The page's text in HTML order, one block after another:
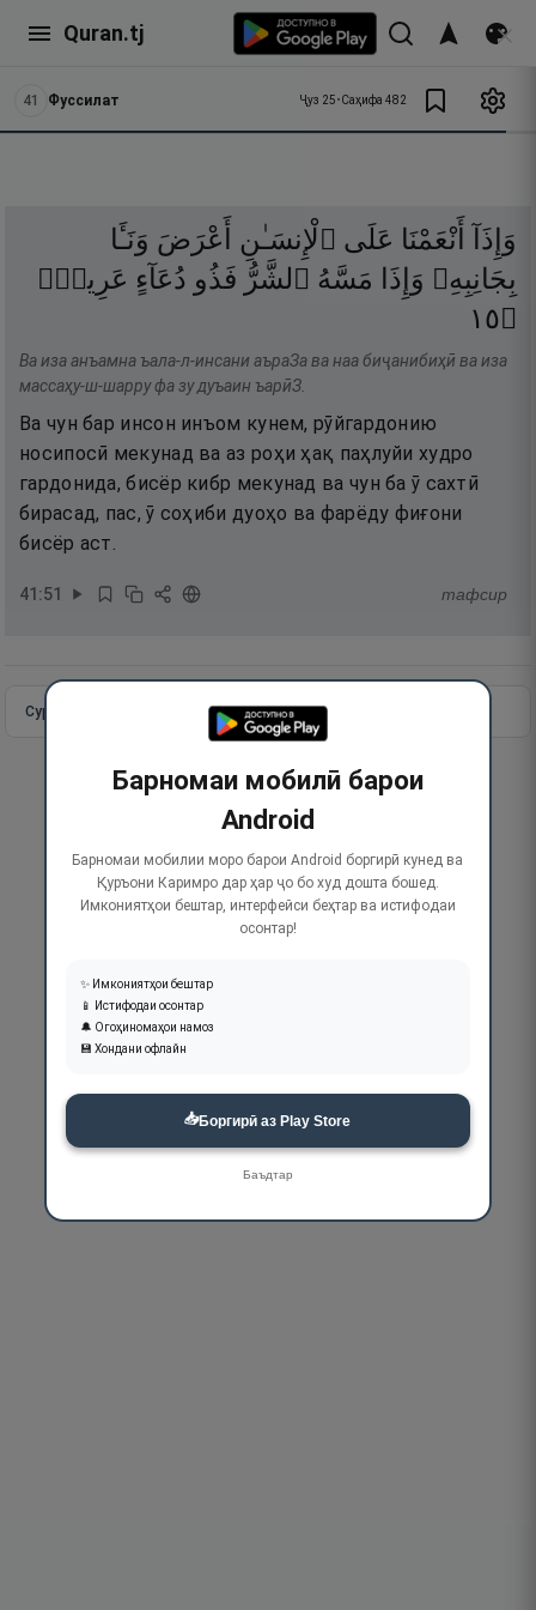
Quran.tj
41 Фуссилат Ҷуз 25•Саҳифа 482
وَإِذَآ أَنْعَمْنَا عَلَى ٱلْإِنسَـٰنِ أَعْرَضَ وَنَـَٔا
بِجَانِبِهِۦ وَإِذَا مَسَّهُ ٱلشَّرُّ فَذُو دُعَآءٍ عَرِيضٍۢ
۝٥١
Ва иза анъамна ъала-л-инсани аъраЗа ва наа биҷанибиҳӣ ва иза
массаҳу-ш-шарру фа зу дуъаин ъарӣЗ.
Ва чун бар инсон инъом кунем, рӯйгардонию
носипосӣ мекунад ва аз роҳи ҳақ паҳлуйи худро
гардонида, бисёр кибр мекунад ва чун ба ӯ сахтӣ
бирасад, пас, ӯ соҳиби дуоҳо ва фарёду фиғони
бисёр аст.
41:51 тафсир
Сураи пурра Идома додан
Барномаи мобилӣ барои
Android
Барномаи мобилии моро барои Android боргирӣ кунед ва
Қуръони Каримро дар ҳар ҷо бо худ дошта бошед.
Имкониятҳои бештар, интерфейси беҳтар ва истифодаи
осонтар!
✨ Имкониятҳои бештар
📱 Истифодаи осонтар
🔔 Огоҳиномаҳои намоз
💾 Хондани офлайн
📥Боргирӣ аз Play Store
Баъдтар